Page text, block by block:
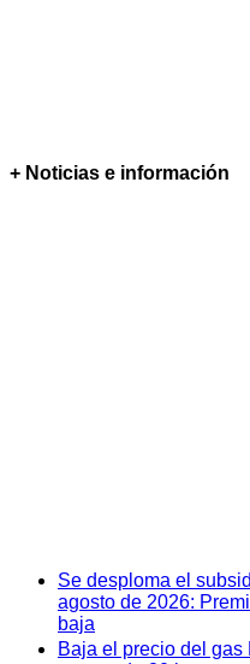
+ Noticias e información
Se desploma el
agosto de 2026:
baja
Baja el precio del gas